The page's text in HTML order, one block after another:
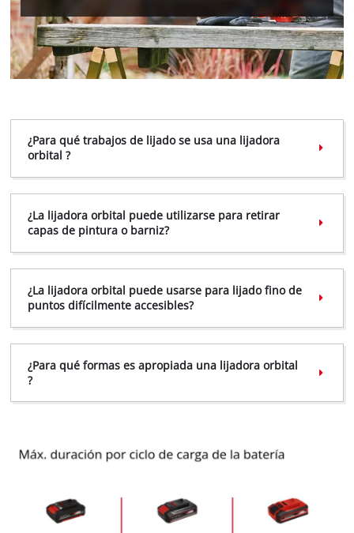
This content is not permitted to load due
to trackers that are not disclosed to the
visitor. The website owner needs to setup
the site with their CMP to add this content
to the list of technologies used.
Management Platform
¿Para qué trabajos de lijado se usa una lijadora
orbital ?
¿La lijadora orbital puede utilizarse para retirar
capas de pintura o barniz?
¿La lijadora orbital puede usarse para lijado fino de
puntos difícilmente accesibles?
¿Para qué formas es apropiada una lijadora orbital
?